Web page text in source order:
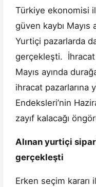
Türkiye ekonomisi
güven kaybı Mayıs
Yurtiçi pazarlarda
gerçekleşti. İhracat
Mayıs ayında
ihracat pazarlarına
Endeksleri’nin
zayıf kalacağı
Alınan yurtiçi
gerçekleşti
Erken seçim kararı